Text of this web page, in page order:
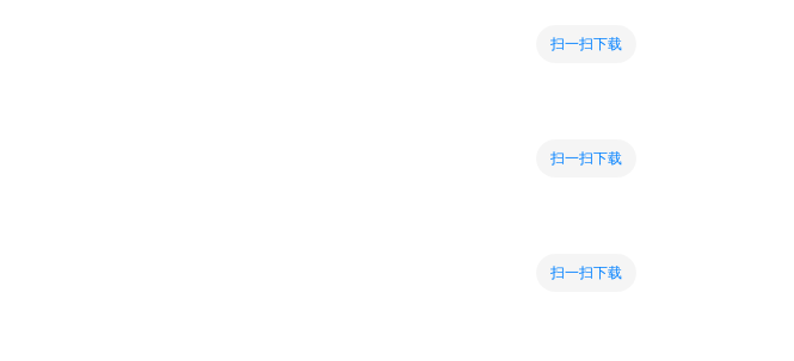
扫一扫下载
扫一扫下载
扫一扫下载